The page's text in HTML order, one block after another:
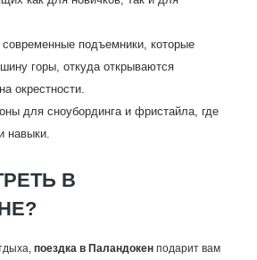
современные подъемники, которые
горы, откуда открываются
окрестности.
для сноубординга и фристайла, где
навыки.
В
поездка в Паландокенподарит вам